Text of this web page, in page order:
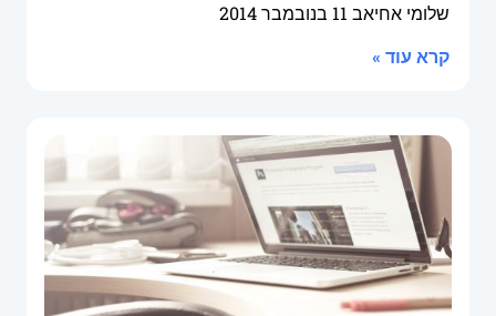
שלומי אחיאב 11 בנובמבר 2014
קרא עוד »